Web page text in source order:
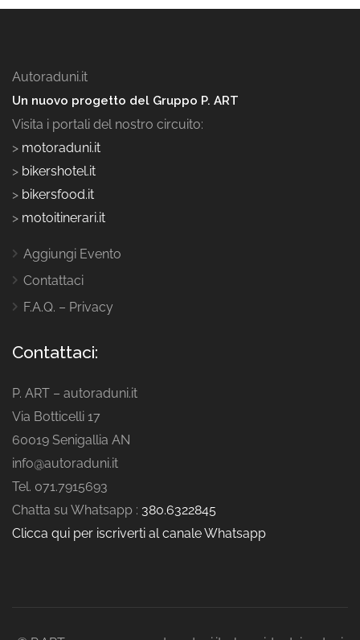
Autoraduni.it
Un nuovo progetto del Gruppo P. ART
Visita i portali del nostro circuito:
> motoraduni.it
> bikershotel.it
> bikersfood.it
> motoitinerari.it
Aggiungi Evento
Contattaci
F.A.Q. – Privacy
Contattaci:
P. ART – autoraduni.it
Via Botticelli 17
60019 Senigallia AN
info@autoraduni.it
Tel. 071.7915693
Chatta su Whatsapp : 380.6322845
Clicca qui per iscriverti al canale Whatsapp